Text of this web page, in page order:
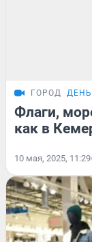
ГОРОД
Флаги,
как в
10 мая, 2025, 11:29